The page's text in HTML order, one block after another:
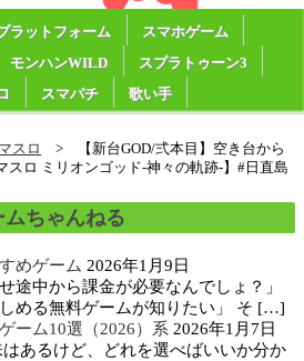
ラットフォーム
スマホゲーム
モンハンWILD
スプラトゥーン3
スマパチ 歌い手
スロ
【新台GOD/弍本目】空き台から
スロ ミリオンゴッド-神々の軌跡-】#日直島
ちゃんねる
めゲーム 2026年1月9日
途中から課金が必要なんでしょ？」
しめる無料ゲームが知りたい」 そ […]
ーム10選（2026）系 2026年1月7日
あるけど、どれを選べばいいか分か